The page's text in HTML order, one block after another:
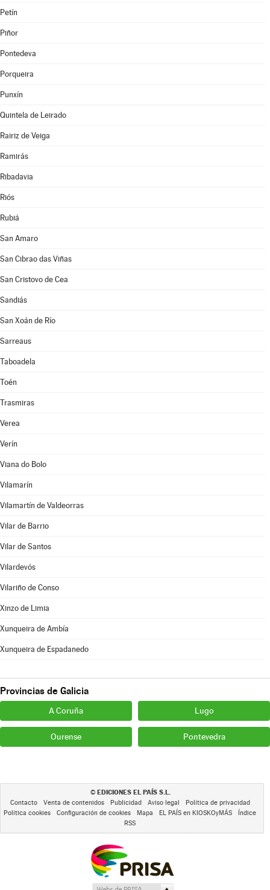
Petín
Piñor
Pontedeva
Porqueira
Punxín
Quintela de Leirado
Rairiz de Veiga
Ramirás
Ribadavia
Riós
Rubiá
San Amaro
San Cibrao das Viñas
San Cristovo de Cea
Sandiás
San Xoán de Río
Sarreaus
Taboadela
Toén
Trasmiras
Verea
Verín
Viana do Bolo
Vilamarín
Vilamartín de Valdeorras
Vilar de Barrio
Vilar de Santos
Vilardevós
Vilariño de Conso
Xinzo de Limia
Xunqueira de Ambía
Xunqueira de Espadanedo
Provincias de Galicia
A Coruña Lugo
Ourense Pontevedra
© EDICIONES EL PAÍS S.L.
Contacto Venta de contenidos Publicidad Aviso legal
Política de privacidad
Política cookies
Configuración de cookies Mapa EL PAÍS en KIOSKOyMÁS
Índice
RSS